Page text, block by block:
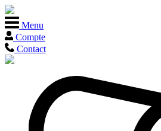
Menu
Compte
Contact